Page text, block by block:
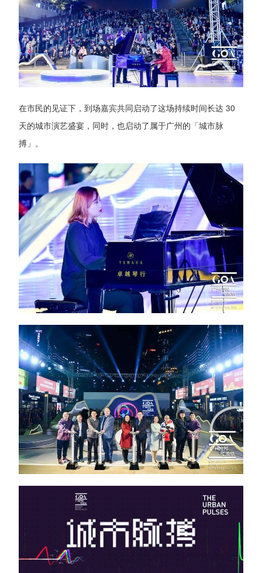
在市民的见证下，到场嘉宾共同启动了这场持续时间长达 30
天的城市演艺盛宴，同时，也启动了属于广州的「城市脉
搏」。